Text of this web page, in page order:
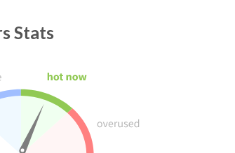
Stats